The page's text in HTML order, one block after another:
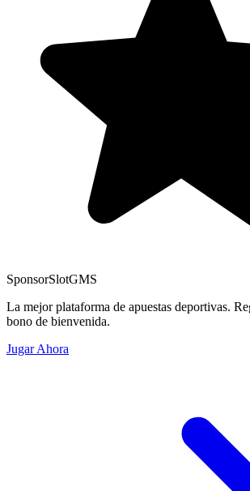
SponsorSlotGMS
La mejor plataforma de apuestas deportivas.
bono de bienvenida.
Jugar Ahora